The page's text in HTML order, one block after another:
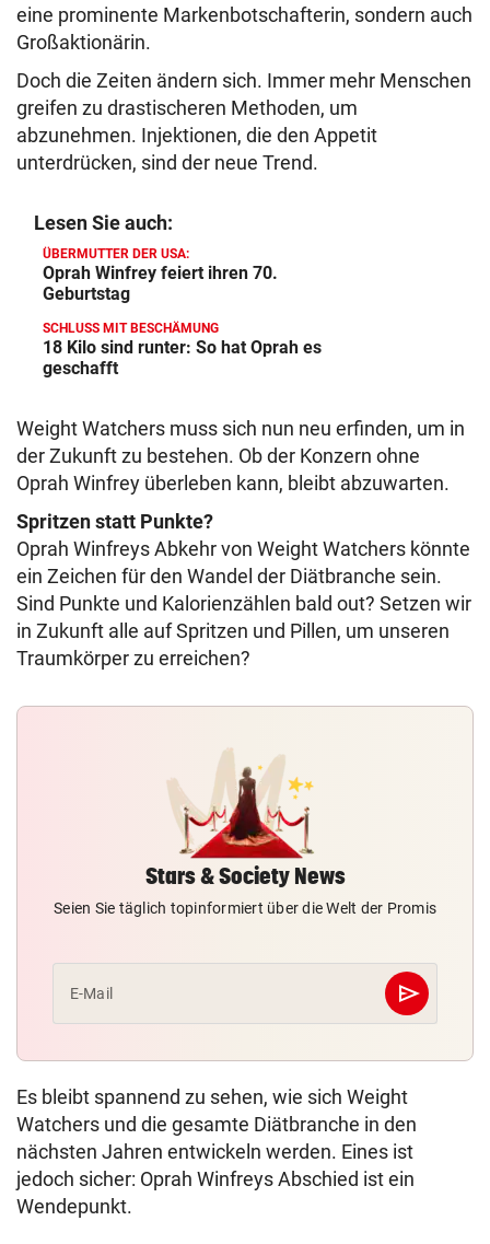
eine prominente Markenbotschafterin, sondern auch
Großaktionärin.
Doch die Zeiten ändern sich. Immer mehr Menschen
greifen zu drastischeren Methoden, um
abzunehmen. Injektionen, die den Appetit
unterdrücken, sind der neue Trend.
Lesen Sie auch:
ÜBERMUTTER DER USA:
Oprah Winfrey feiert ihren 70.
Geburtstag
SCHLUSS MIT BESCHÄMUNG
18 Kilo sind runter: So hat Oprah es
geschafft
Weight Watchers muss sich nun neu erfinden, um in
der Zukunft zu bestehen. Ob der Konzern ohne
Oprah Winfrey überleben kann, bleibt abzuwarten.
Spritzen statt Punkte?
Oprah Winfreys Abkehr von Weight Watchers könnte
ein Zeichen für den Wandel der Diätbranche sein.
Sind Punkte und Kalorienzählen bald out? Setzen wir
in Zukunft alle auf Spritzen und Pillen, um unseren
Traumkörper zu erreichen?
Stars & Society News
Seien Sie täglich topinformiert über die Welt der Promis
E-Mail send
Abschicken
Es bleibt spannend zu sehen, wie sich Weight
Watchers und die gesamte Diätbranche in den
nächsten Jahren entwickeln werden. Eines ist
jedoch sicher: Oprah Winfreys Abschied ist ein
Wendepunkt.